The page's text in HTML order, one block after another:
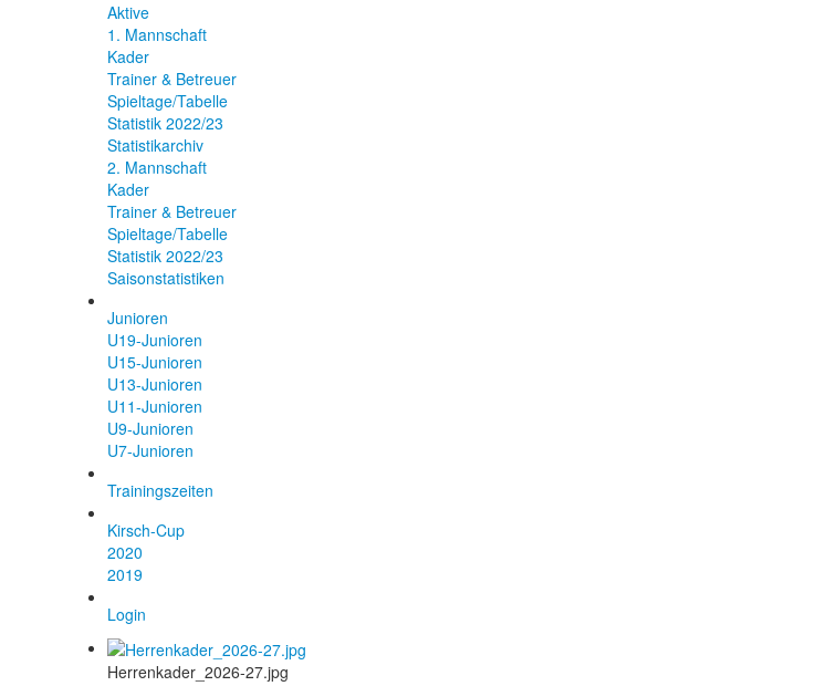
Aktive
1. Mannschaft
Kader
Trainer & Betreuer
Spieltage/Tabelle
Statistik 2022/23
Statistikarchiv
2. Mannschaft
Kader
Trainer & Betreuer
Spieltage/Tabelle
Statistik 2022/23
Saisonstatistiken
Junioren
U19-Junioren
U15-Junioren
U13-Junioren
U11-Junioren
U9-Junioren
U7-Junioren
Trainingszeiten
Kirsch-Cup
2020
2019
Login
Herrenkader_2026-27.jpg